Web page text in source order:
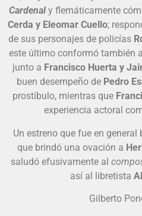
Cardenaly flemáticamente
Cerda y Eleomar Cuello;
de sus personajes de policías
este último conformó también
junto a Francisco Huerta y
buen desempeño de Pedro
prostíbulo, mientras que
experiencia actoral
Un estreno que fue en
que brindó una ovación a
saludó efusivamente al
así al libretista
Gilberto